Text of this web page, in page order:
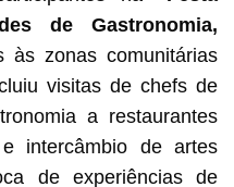
de Gastronomia,
às zonas comunitárias
visitas de chefs de
a restaurantes
intercâmbio de artes
de experiências de